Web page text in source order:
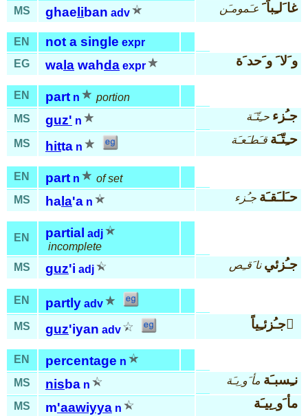
MS
ghae liban adv غا َلـِباً َ عـَمومـَن
EN not a single expr
EG
wa la wahda expr و َلا َ و َحد َة
EN part n
portion
MS
guz' n جـُزء حـِتّـَة
MS hitta n
حـِتّـَة قـَطـَعـَة
EN part n
of set
MS
ha la'a n حـَلـَقـَة جـُزء
EN partial adj
incomplete
MS
guz'i adj جـُزئي نا َقـِص
EN partly adv
MS
guz'iyan adv جـُزئـِياً َ
EN percentage n
MS
nisba n نـِسبـَة مأ َو ِيـَة
MS m'aawiyya n مأ َو ِييـَة